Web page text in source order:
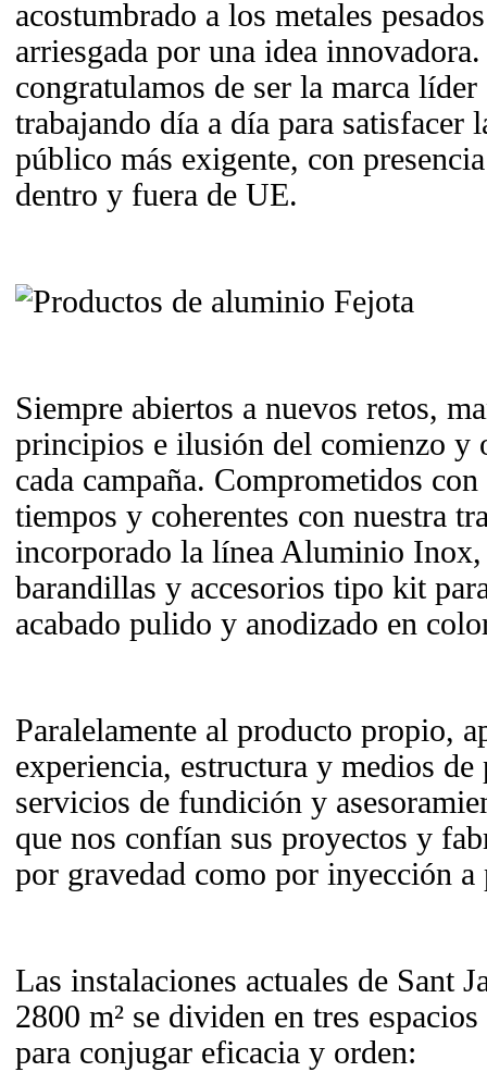
acostumbrado a los metales
arriesgada por una idea
congratulamos de ser la marca líder
trabajando día a día para satisfacer
público más exigente, con
dentro y fuera de UE.
Siempre abiertos a nuevos retos,
principios e ilusión del comienzo y
cada campaña. Comprometidos
tiempos y coherentes con nuestra
incorporado la línea Aluminio Inox,
barandillas y accesorios tipo kit
acabado pulido y anodizado en
Paralelamente al producto propio,
experiencia, estructura y medios
servicios de fundición y
que nos confían sus proyectos y
por gravedad como por inyección a
Las instalaciones actuales de Sant
2800 m² se dividen en tres
para conjugar eficacia y orden: